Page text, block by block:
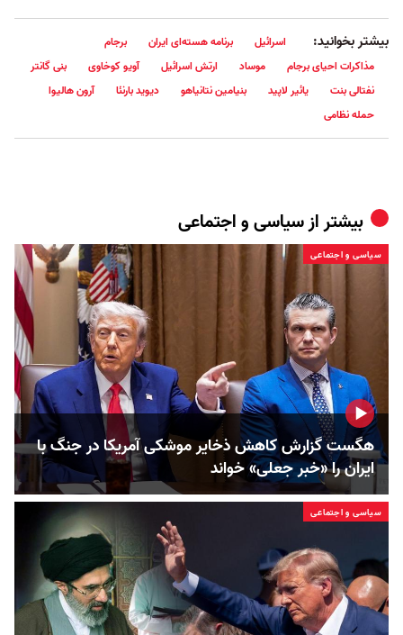
بیشتر بخوانید: اسرائیل برنامه هسته‌ای ایران
برجام
مذاکرات احیای برجام
موساد ارتش اسرائیل آویو کوخاوی
بنی گانتر
نفتالی بنت
یائیر لاپید بنیامین نتانیاهو دیوید بارنئا
آرون هالیوا
حمله نظامی
بیشتر ازسیاسی و اجتماعی
سیاسی و اجتماعی
هگست گزارش کاهش ذخایر موشکی آمریکا در جنگ با
ایران را «خبر جعلی» خواند
سیاسی و اجتماعی